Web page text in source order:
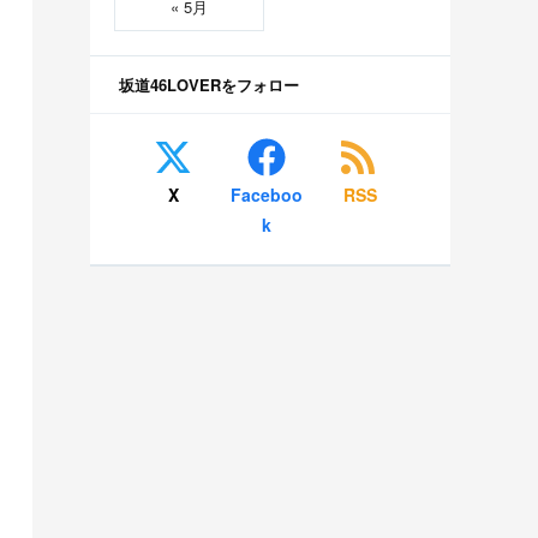
« 5月
坂道46LOVERをフォロー
X
Faceboo
k
RSS